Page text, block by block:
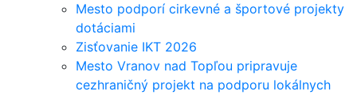
Mesto podporí cirkevné a športové projekty
dotáciami
Zisťovanie IKT 2026
Mesto Vranov nad Topľou pripravuje
cezhraničný projekt na podporu lokálnych